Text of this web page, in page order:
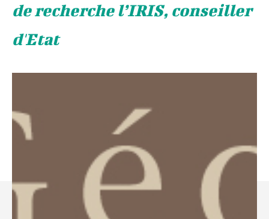
de recherche l’IRIS, conseiller
d'Etat